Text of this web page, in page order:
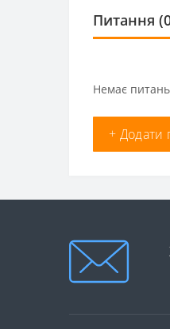
Питання
Немає
+ Додати